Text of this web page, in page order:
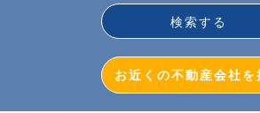
お近くの不動産会社を